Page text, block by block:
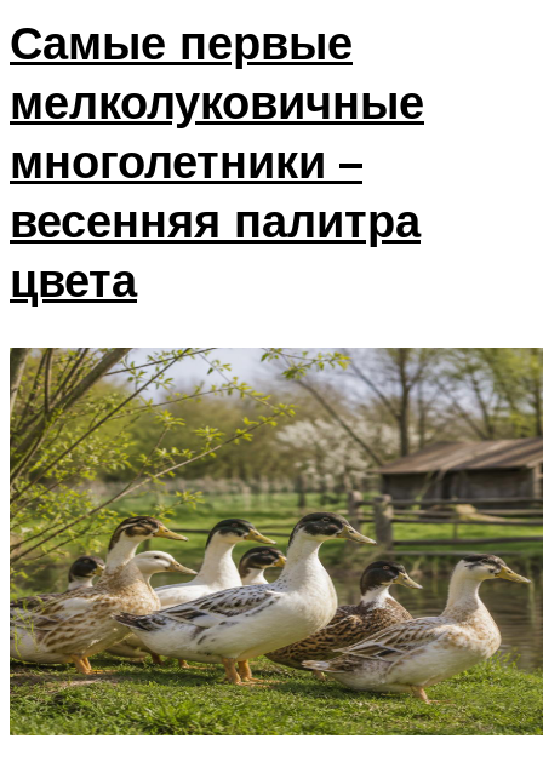
Самые первые
мелколуковичные
многолетники –
весенняя палитра
цвета